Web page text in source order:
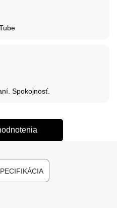
Spokojnosť.